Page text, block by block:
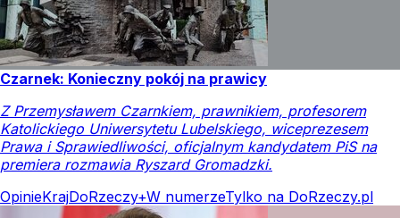
Czarnek: Konieczny pokój na prawicy
Z Przemysławem Czarnkiem, prawnikiem, profesorem
Katolickiego Uniwersytetu Lubelskiego, wiceprezesem
Prawa i Sprawiedliwości, oficjalnym kandydatem PiS na
premiera rozmawia Ryszard Gromadzki.
OpinieKrajDoRzeczy+W numerzeTylko na DoRzeczy.pl